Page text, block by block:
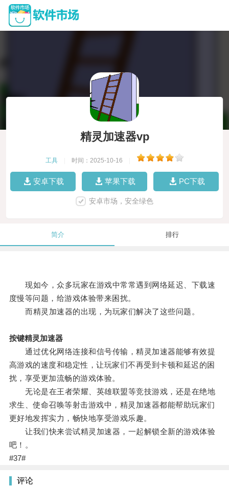
精灵加速器vp
工具 时间：2025-10-16
安卓下载 苹果下载 PC下载
安卓市场，安全绿色
简介 排行
现如今，众多玩家在游戏中常常遇到网络延迟、下载速
度慢等问题，给游戏体验带来困扰。
而精灵加速器的出现，为玩家们解决了这些问题。
按键精灵加速器
通过优化网络连接和信号传输，精灵加速器能够有效提
高游戏的速度和稳定性，让玩家们不再受到卡顿和延迟的困
扰，享受更加流畅的游戏体验。
无论是在王者荣耀、英雄联盟等竞技游戏，还是在绝地
求生、使命召唤等射击游戏中，精灵加速器都能帮助玩家们
更好地发挥实力，畅快地享受游戏乐趣。
让我们快来尝试精灵加速器，一起解锁全新的游戏体验
吧！。
#37#
评论